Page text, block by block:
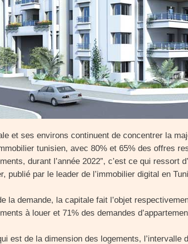
et ses environs continuent de concentrer la
tunisien, avec 80% et 65% des offres
durant l’année 2022”, c’est ce qui ressort
publié par le leader de l’immobilier digital en
la demande, la capitale fait l’objet
à louer et 71% des demandes
est de la dimension des logements, l’intervalle